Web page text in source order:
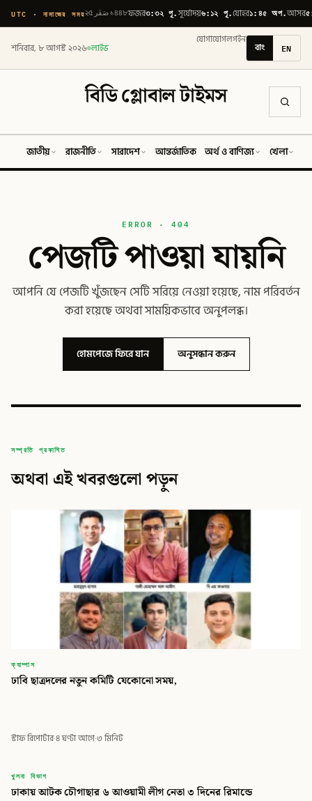
UTC · নামাজের সময় ২৫ صَفَر ১৪৪৮ফজর৩:৩২ পূ.সূর্যোদয়৬:১২ পূ.যোহর১:৪৫ অপ.আসর
শনিবার, ৮ আগস্ট ২০২৬ লাইভ
যোগাযোগলগইন
বাং EN
বিডি গ্লোবাল টাইমস
জাতীয় রাজনীতি সারাদেশ আন্তর্জাতিক অর্থ ও বাণিজ্য খেলা
ERROR · 404
পেজটি পাওয়া যায়নি
আপনি যে পেজটি খুঁজছেন সেটি সরিয়ে নেওয়া হয়েছে, নাম পরিবর্তন
করা হয়েছে অথবা সাময়িকভাবে অনুপলব্ধ।
হোমপেজে ফিরে যান অনুসন্ধান করুন
সম্প্রতি প্রকাশিত
অথবা এই খবরগুলো পড়ুন
ক্যাম্পাস
ঢাবি ছাত্রদলের নতুন কমিটি যেকোনো সময়,
স্টাফ রিপোর্টার·৪ ঘণ্টা আগে·৩ মিনিট
বিডি
বিডি গ্লোবাল টাইমস
খুলনা বিভাগ
ঢাকায় আটক চৌগাছার ৬ আওয়ামী লীগ নেতা ৩ দিনের রিমান্ডে